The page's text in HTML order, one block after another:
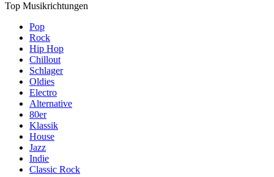
Top Musikrichtungen
Pop
Rock
Hip Hop
Chillout
Schlager
Oldies
Electro
Alternative
80er
Klassik
House
Jazz
Indie
Classic Rock